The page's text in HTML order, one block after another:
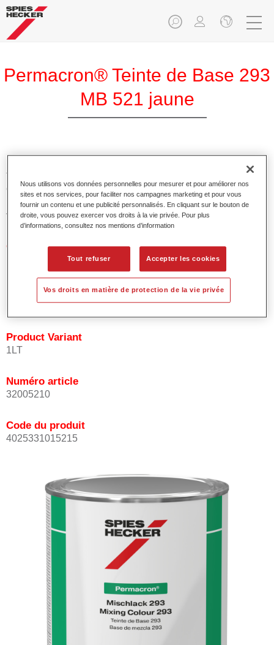
Permacron® Teinte de Base 293
MB 521 jaune
teintes pour tout système reverni utilisant la base mate
conventionnelle de qualité supérieure Permacron Prélaque.
Elle est utilisable de manière universelle sur toutes les
voitures de tourisme, bus et véhicules commerciaux.
Caractéristiques du produit
Permet une application facile et sûre.
Le système à faire les teintes permet de réaliser toutes
les teintes avec rapidité et précision.
Peut être recouverte avec les Vernis MS Permacron.
Product Variant
1LT
Numéro article
32005210
Code du produit
4025331015215
Nous utilisons vos données personnelles pour mesurer et pour améliorer nos
sites et nos services, pour faciliter nos campagnes marketing et pour vous
fournir un contenu et une publicité personnalisés. En cliquant sur le bouton de
droite, vous pouvez exercer vos droits à la vie privée. Pour plus
d’informations, consultez nos mentions d’information
Tout refuser Accepter les cookies
Vos droits en matière de protection de la vie privée